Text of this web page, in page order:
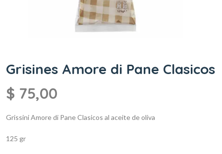
Grisines Amore di Pane Clasicos
$ 75,00
Grissini Amore di PaneClasicos al aceite de oliva
125 gr